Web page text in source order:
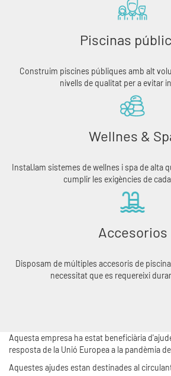
Piscinas
Construim piscines públiques amb alt
nivells de qualitat per a evitar
Wellnes &
Instal·lam sistemes de wellnes i spa de alta
cumplir les exigències de
Accesorios
Disposam de múltiples accesoris de
necessitat que es requereixi
Aquesta empresa ha estat beneficiària
resposta de la Unió Europea a la pandèmia
Aquestes ajudes estan destinades al